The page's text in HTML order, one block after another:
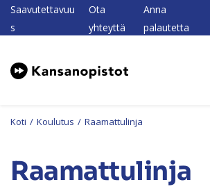
Saavutettavuu
s
Ota
yhteyttä
Anna
palautetta
Koti / Koulutus / Raamattulinja
Raamattulinja